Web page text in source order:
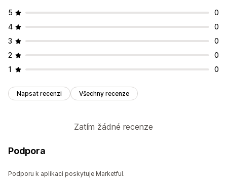
5
0
4
0
3
0
2
0
1
0
Napsat recenzi Všechny recenze
Zatím žádné recenze
Podpora
Podporu k aplikaci poskytuje Marketful.